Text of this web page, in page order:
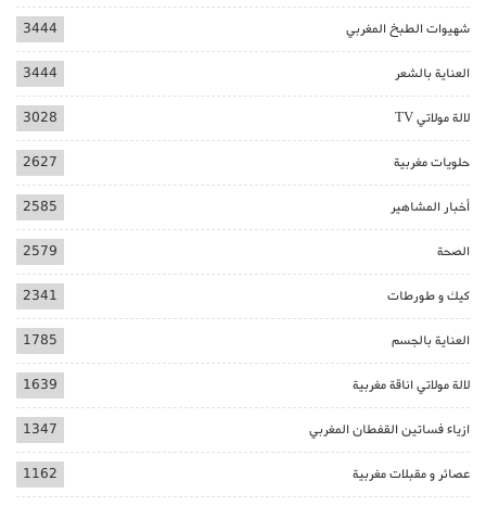
شهيوات الطبخ المغربي 3444
العناية بالشعر 3444
لالة مولاتي TV 3028
حلويات مغربية 2627
أخبار المشاهير 2585
الصحة 2579
كيك و طورطات 2341
العناية بالجسم 1785
لالة مولاتي اناقة مغربية 1639
ازياء فساتين القفطان المغربي 1347
عصائر و مقبلات مغربية 1162